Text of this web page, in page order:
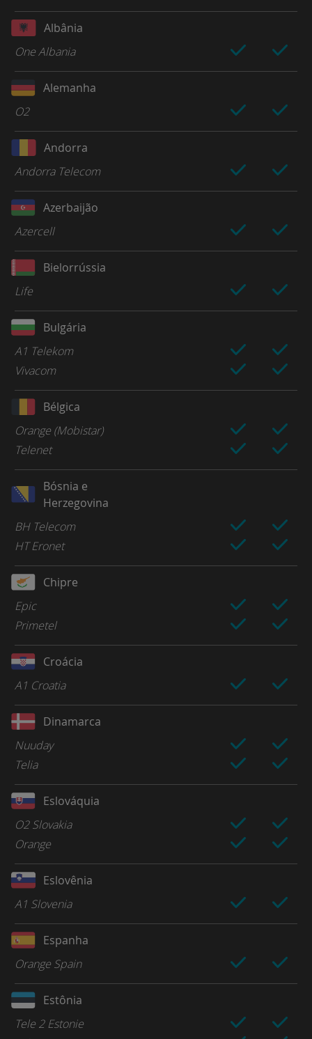
Albânia
One Albania
Alemanha
O2
Andorra
Andorra Telecom
Azerbaijão
Azercell
Bielorrússia
Life
Bulgária
A1 Telekom
Vivacom
Bélgica
Orange (Mobistar)
Telenet
Bósnia e
Herzegovina
BH Telecom
HT Eronet
Chipre
Epic
Primetel
Croácia
A1 Croatia
Dinamarca
Nuuday
Telia
Eslováquia
O2 Slovakia
Orange
Eslovênia
A1 Slovenia
Espanha
Orange Spain
Estônia
Tele 2 Estonie